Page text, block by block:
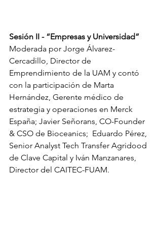
Sesión II - “Empresas y Universidad”
Moderada por Jorge Álvarez-
Cercadillo, Director de
Emprendimiento de la UAM y contó
con la participación de Marta
Hernández, Gerente médico de
estrategia y operaciones en Merck
España; Javier Señorans, CO-Founder
& CSO de Bioceanics;  Eduardo Pérez,
Senior Analyst Tech Transfer Agridood
de Clave Capital y Iván Manzanares,
Director del CAITEC-FUAM.